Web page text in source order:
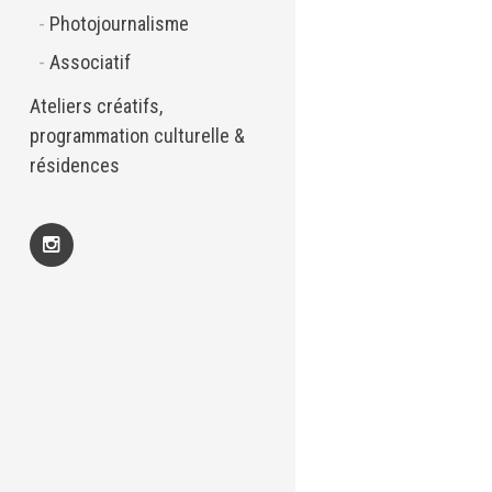
Photojournalisme
Associatif
Ateliers créatifs,
programmation culturelle &
résidences